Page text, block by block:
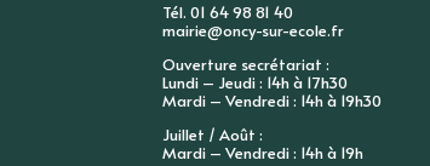
Tél. 01 64 98 81 40
mairie@oncy-sur-ecole.fr
Ouverture secrétariat :
Lundi – Jeudi : 14h à 17h30
Mardi – Vendredi : 14h à 19h30
Juillet / Août :
Mardi – Vendredi : 14h à 19h